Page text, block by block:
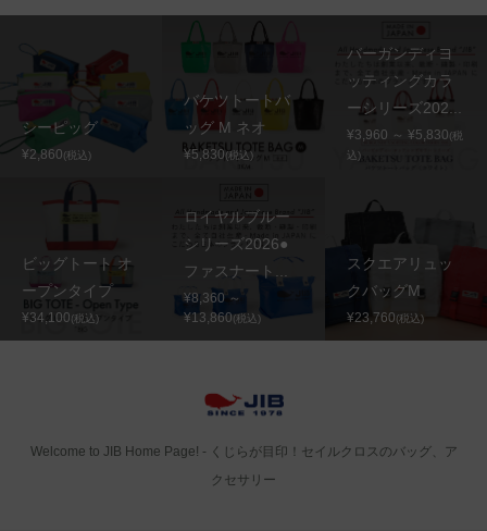
シーピッグ
¥2,860(税込)
バケツトートバ
ッグ M ネオ
¥5,830(税込)
バーガンディヨ
ッティングカラ
ーシリーズ202...
¥3,960 ～ ¥5,830(税
込)
ビッグトート オ
ープンタイプ
¥34,100(税込)
ロイヤルブルー
シリーズ2026●
ファスナート...
¥8,360 ～
¥13,860(税込)
スクエアリュッ
クバッグM
¥23,760(税込)
Welcome to JIB Home Page! ‐ くじらが目印！セイルクロスのバッグ、ア
クセサリー